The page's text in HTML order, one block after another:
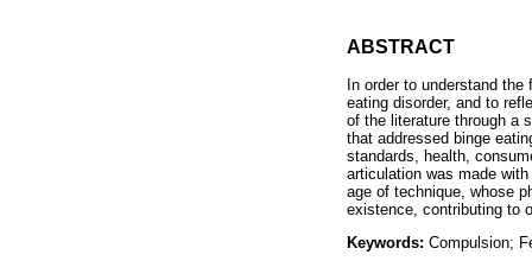
ABSTRACT
In order to understand
eating disorder, and to
of the literature through a
that addressed binge
standards, health,
articulation was made
age of technique, whose
existence, contributing to
Keywords: Compulsion;